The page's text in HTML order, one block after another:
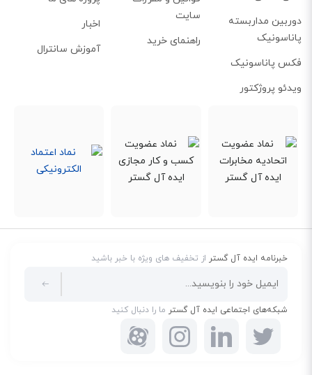
دوربین مداربسته
پاناسونیک
فکس پاناسونیک
ویدئو پروژکتور
سایت
راهنمای خرید
اخبار
آموزش سانترال
خبرنامه ایده آل گستراز تخفیف های ویژه با خبر باشید
شبکه‌های اجتماعی ایده آل گسترما را دنبال کنید